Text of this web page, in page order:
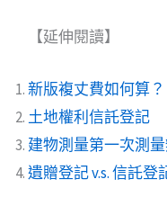
【延伸閱讀】
新版複丈費如何算？
土地權利信託登記
建物測量第一次測
遺贈登記 v.s. 信託登